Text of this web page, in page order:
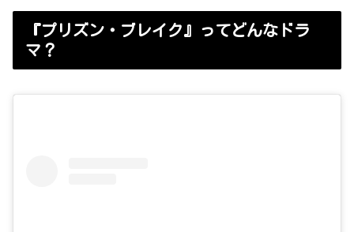
『プリズン・ブレイク』ってどんなドラ
マ？